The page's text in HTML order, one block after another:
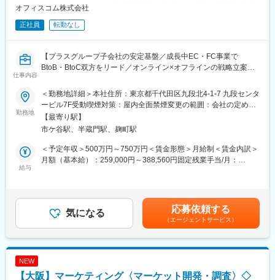
オフィスコム株式会社
正社員 転勤なし
仕事内容
【プラスグループ子会社の安定基盤／成長中EC・FC事業で
BtoB・BtoC双方をリード／オンライン×オフラインの戦略立案に
■ポジションについて：
当社は、EC事業としてオフィス家具や一般消費者向け家具の通販
を行い、さらにFC事業としてオフィスづくりのワンストップサー
ビスを提供しています。
創業以来、増収増益を重ね、今後の成長を加速させるため、全社
的なブランド戦略を立案・実行できるマーケティング部門でのマ
※全てお任せするわけではなく、希望と適性を踏まえてお任せする
業務は一緒に相談したいと思います。
・戦略的マーケティング活動（オンライン/オフライン）
リード獲得から育成（ナーチャリング）までの全体設計と実行
勤務地
＜勤務地詳細＞本社住所：東京都千代田区九段北4-1-7 九段センタ
ービル7F受動喫煙対策：屋内全面禁煙変更の範囲：会社の定める
事業所（リモートワーク含む）
【最寄り駅】
市ケ谷駅、半蔵門駅、麹町駅
給与
＜予定年収＞500万円～750万円＜賃金形態＞月給制＜賃金内訳＞
月額（基本給）：259,000円～388,560円固定残業手当/月：
経験やスキルを考慮して決定します。■賞与：年2回■昇給：年2回
賃金はあくまでも目安の金額であり、選考を通じて上下する可能
性があります。月給(月額)は固定手当を含めた表記です。
気になる 応募依頼する
（エージェントサービス）
NEW
【大阪】マーケティング〈マーケット開発・調査〉◇